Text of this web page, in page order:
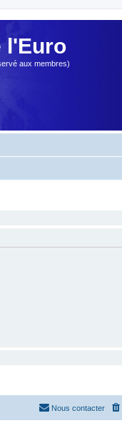
l'Euro
aux membres)
Nous contacter